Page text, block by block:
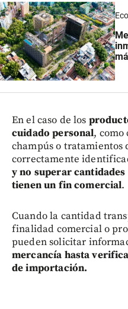
En el caso de los
cuidado personal, como
champús o tratamientos
correctamente
y no superar cantidades
tienen un fin comercial.
Cuando la cantidad
finalidad comercial o
pueden solicitar
mercancía hasta
de importación.